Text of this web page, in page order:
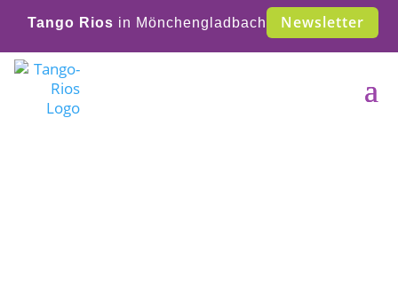
Tango Rios in Mönchengladbach Newsletter